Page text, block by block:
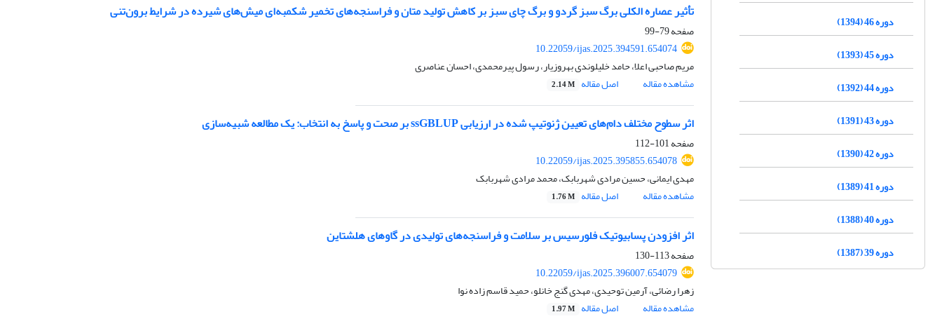
تأثیر عصاره الکلی برگ سبز گردو و برگ چای سبز بر کاهش تولید متان و فراسنجه‌های تخمیر شکمبه‌ای میش‌های شیرده در شرایط برون‌تنی
صفحه79-99
10.22059/ijas.2025.394591.654074
مریم صاحبی اعلا، حامد خلیلوندی بهروزیار، رسول پیرمحمدی، احسان عناصری
مشاهده مقاله
اصل مقاله 2.14 M
اثر سطوح مختلف دام‌های تعیین ژنوتیپ شده در ارزیابی ssGBLUP بر صحت و پاسخ به انتخاب: یک مطالعه شبیه‌سازی
صفحه101-112
10.22059/ijas.2025.395855.654078
مهدی ایمانی، حسین مرادی شهربابک، محمد مرادی شهربابک
مشاهده مقاله
اصل مقاله 1.76 M
اثر افزودن پسابیوتیک فلورسیس بر سلامت و فراسنجه‌های تولیدی در گاو‌های هلشتاین
صفحه113-130
10.22059/ijas.2025.396007.654079
زهرا رضائی، آرمین توحیدی، مهدی گنج خانلو، حمید قاسم زاده نوا
مشاهده مقاله
اصل مقاله 1.97 M
دوره 46 (1394)
دوره 45 (1393)
دوره 44 (1392)
دوره 43 (1391)
دوره 42 (1390)
دوره 41 (1389)
دوره 40 (1388)
دوره 39 (1387)